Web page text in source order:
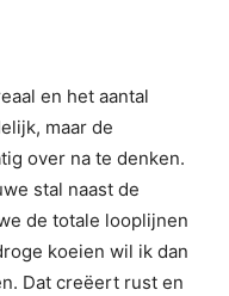
en het aantal
maar de
over na te denken.
stal naast de
de totale looplijnen
koeien wil ik dan
Dat creëert rust en